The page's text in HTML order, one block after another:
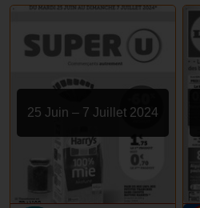
25 Juin – 7 Juillet 2024